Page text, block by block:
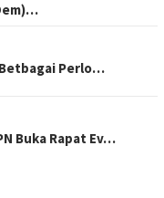
Perlo…
Buka Rapat Ev…